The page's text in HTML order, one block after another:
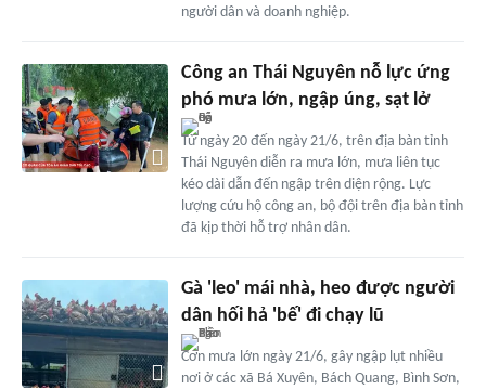
người dân và doanh nghiệp.
Công an Thái Nguyên nỗ lực ứng
phó mưa lớn, ngập úng, sạt lở
Từ ngày 20 đến ngày 21/6, trên địa bàn tỉnh
Thái Nguyên diễn ra mưa lớn, mưa liên tục
kéo dài dẫn đến ngập trên diện rộng. Lực
lượng cứu hộ công an, bộ đội trên địa bàn tỉnh
đã kịp thời hỗ trợ nhân dân.
Gà 'leo' mái nhà, heo được người
dân hối hả 'bế' đi chạy lũ
Cơn mưa lớn ngày 21/6, gây ngập lụt nhiều
nơi ở các xã Bá Xuyên, Bách Quang, Bình Sơn,